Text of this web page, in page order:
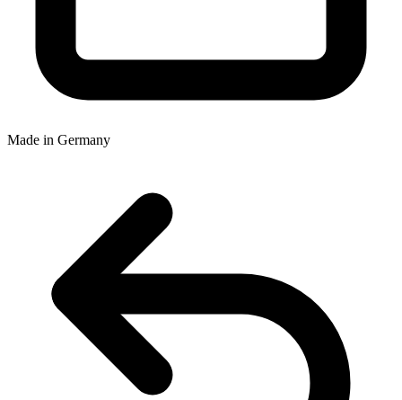
Made in Germany